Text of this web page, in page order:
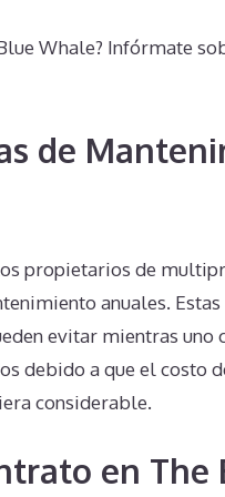
Whale? Infórmate
de
propietarios de
anuales.
evitar mientras uno
debido a que el costo
considerable.
en The